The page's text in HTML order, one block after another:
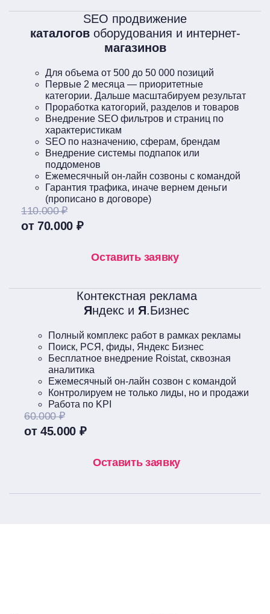
SEO продвижение
каталоговоборудования и интернет-
магазинов
Для объема от 500 до 50 000 позиций
Первые 2 месяца — приоритетные
категории. Дальше масштабируем результат
Проработка катогорий, разделов и товаров
Внедрение SEO фильтров и страниц по
характеристикам
SEO по назначению, сферам, брендам
Внедрение системы подпапок или
поддоменов
Ежемесячный он-лайн созвоны с командой
Гарантия трафика, иначе вернем деньги
(прописано в договоре)
110.000 ₽
от 70.000 ₽
Оставить заявку
Контекстная реклама
Яндекс и Я.Бизнес
Полный комплекс работ в рамках рекламы
Поиск, РСЯ, фиды, Яндекс Бизнес
Бесплатное внедрение Roistat, сквозная
аналитика
Ежемесячный он-лайн созвон с командой
Контролируем не только лиды, но и продажи
Работа по KPI
60.000 ₽
от 45.000 ₽
Оставить заявку